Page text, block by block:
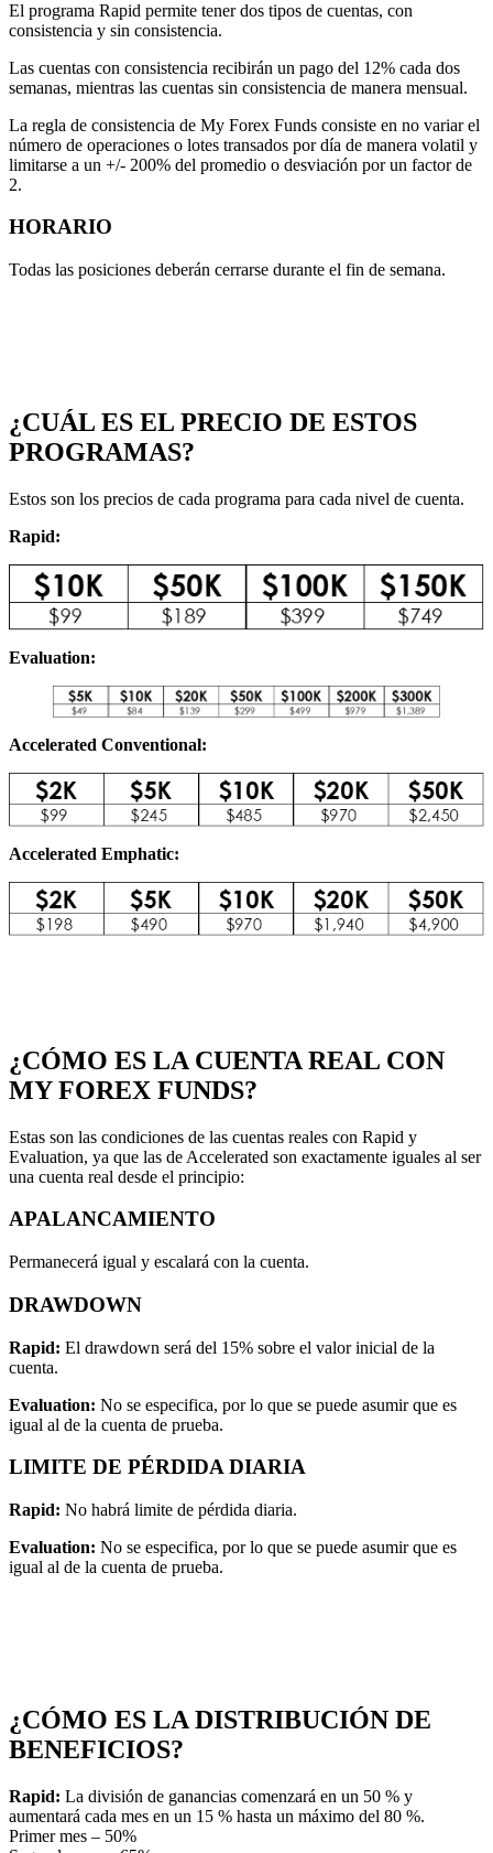
El programa Rapid permite tener dos tipos de cuentas, con
consistencia y sin consistencia.
Las cuentas con consistencia recibirán un pago del 12% cada dos
semanas, mientras las cuentas sin consistencia de manera mensual.
La regla de consistencia de My Forex Funds consiste en no variar el
número de operaciones o lotes transados por día de manera volatil y
limitarse a un +/- 200% del promedio o desviación por un factor de
2.
HORARIO
Todas las posiciones deberán cerrarse durante el fin de semana.
¿CUÁL ES EL PRECIO DE ESTOS
PROGRAMAS?
Estos son los precios de cada programa para cada nivel de cuenta.
Rapid:
Evaluation:
Accelerated Conventional:
Accelerated Emphatic:
¿CÓMO ES LA CUENTA REAL CON
MY FOREX FUNDS?
Estas son las condiciones de las cuentas reales con Rapid y
Evaluation, ya que las de Accelerated son exactamente iguales al ser
una cuenta real desde el principio:
APALANCAMIENTO
Permanecerá igual y escalará con la cuenta.
DRAWDOWN
Rapid: El drawdown será del 15% sobre el valor inicial de la
cuenta.
Evaluation: No se especifica, por lo que se puede asumir que es
igual al de la cuenta de prueba.
LIMITE DE PÉRDIDA DIARIA
Rapid: No habrá limite de pérdida diaria.
Evaluation: No se especifica, por lo que se puede asumir que es
igual al de la cuenta de prueba.
¿CÓMO ES LA DISTRIBUCIÓN DE
BENEFICIOS?
Rapid: La división de ganancias comenzará en un 50 % y
aumentará cada mes en un 15 % hasta un máximo del 80 %.
Primer mes – 50%